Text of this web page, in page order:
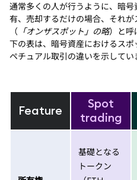
通常多くの人が行うように、暗
有、売却するだけの場合、それが
（ 「オンザスポット」の略）と呼
下の表は、暗号資産におけるスポ
ペチュアル取引の違いを示してい
Feature
Spot
trading
基礎となる
トークン